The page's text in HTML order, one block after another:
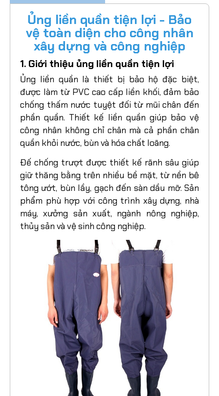
Ủng liền quần tiện lợi - Bảo
vệ toàn diện cho công nhân
xây dựng và công nghiệp
1. Giới thiệu ủng liền quần tiện lợi
Ủng liền quần là thiết bị bảo hộ đặc biệt,
được làm từ PVC cao cấp liền khối, đảm bảo
chống thấm nước tuyệt đối từ mũi chân đến
phần quần. Thiết kế liền quần giúp bảo vệ
công nhân không chỉ chân mà cả phần chân
quần khỏi nước, bùn và hóa chất loãng.
Đế chống trượt được thiết kế rãnh sâu giúp
giữ thăng bằng trên nhiều bề mặt, từ nền bê
tông ướt, bùn lầy, gạch đến sàn dầu mỡ. Sản
phẩm phù hợp với công trình xây dựng, nhà
máy, xưởng sản xuất, ngành nông nghiệp,
thủy sản và vệ sinh công nghiệp.